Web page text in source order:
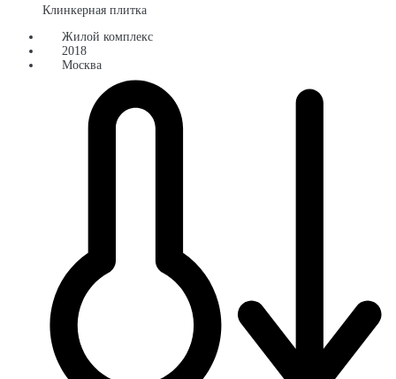
Клинкерная плитка
Жилой комплекс
2018
Москва